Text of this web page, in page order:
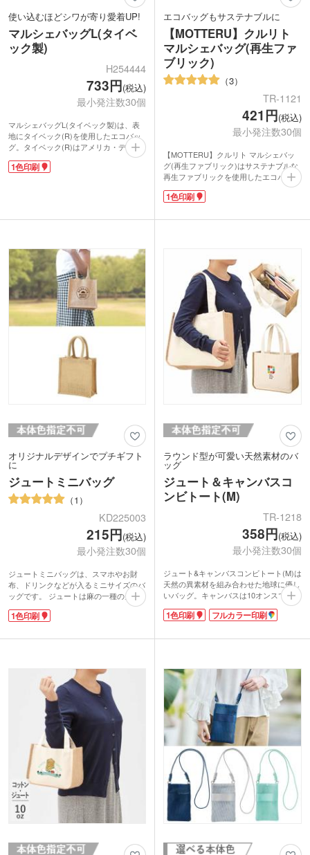
使い込むほどシワが寄り愛着UP!
マルシェバッグL(タイベ
ック製)
H254444
733円(税込)
最小発注数30個
マルシェバッグL(タイベック製)は、表
地にタイベック(R)を使用したエコバッ
グ。タイベック(R)はアメリカ・デュポ
ン社が開発した高密度ポリエチレン製の
不織布です。紙のように軽く、水に強
ずか約27g。小ぶりのピーマン1個とほ
ぼ同じ重さです!折りたためば小さなポ
ーチ状になるので、毎日のお買い物のエ
コバッグとしてバッグに携帯するのがオ
ススメです。使い込むほどにシワが増
え、愛着がわきますよ。
1色印刷ができるので、ショップ名やロ
ゴを入れてお店のオリジナルエコバッグ
1色印刷
エコバッグもサステナブルに
【MOTTERU】クルリト
マルシェバッグ(再生ファ
ブリック)
3
TR-1121
421円(税込)
最小発注数30個
【MOTTERU】クルリト マルシェバッ
グ(再生ファブリック)はサステナブルな
再生ファブリックを使用したエコバッ
グ。大人気マルシェ型で、ナチュラルな
風合いの生地感がおしゃれな印象です。
ら作られているため、染色工程がなく
イプ。使わないときにはくるっと折りた
たんでコンパクトにまとめられます。
1色印刷での名入れが可能です。SDGs
のキャンペーンノベルティや、アパレル
ショップや雑貨店での周年記念品・オリ
ジナルグッズ製作にいかがでしょうか。
1色印刷
オリジナルデザインでプチギフト
に
ジュートミニバッグ
1
KD225003
215円(税込)
最小発注数30個
ジュートミニバッグは、スマホやお財
布、ドリンクなどが入るミニサイズのバ
ッグです。 ジュートは麻の一種の天然
素材。通気性に優れた丈夫な繊維で、コ
ーヒー豆や野菜の保存袋でもおなじみで
魅力のバッグは、カジュアルでファッシ
1色印刷ができるので、ほかと差のつく
オリジナルバッグを作りたい方におすす
1色印刷
ラウンド型が可愛い天然素材のバ
ッグ
ジュート＆キャンバスコ
ンビトート(M)
TR-1218
358円(税込)
最小発注数30個
ジュート&キャンバスコンビトート(M)は
天然の異素材を組み合わせた地球に優し
いバッグ。キャンバスは10オンスでしっ
かりした生地感です。ジュートは麻の一
種の天然素材。ざっくりとしたジュート
加わりおしゃれです!ジュート裏はコー
肩掛けできてA4サイズの書類がぴったり
入るサイズ感です。マチが広く収納しや
すいので普段使いにも活躍します。1色
印刷か転写印刷をして贈り物や引き出物
などにお勧めです。
1色印刷 フルカラー印刷